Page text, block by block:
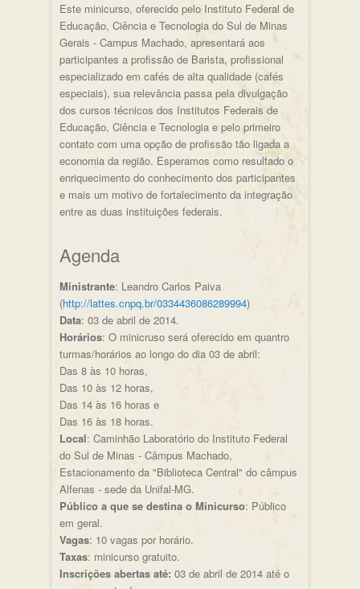
Este minicurso, oferecido pelo Instituto Federal de
Educação, Ciência e Tecnologia do Sul de Minas
Gerais - Campus Machado, apresentará aos
participantes a profissão de Barista, profissional
especializado em cafés de alta qualidade (cafés
especiais), sua relevância passa pela divulgação
dos cursos técnicos dos Institutos Federais de
Educação, Ciência e Tecnologia e pelo primeiro
contato com uma opção de profissão tão ligada a
economia da região. Esperamos como resultado o
enriquecimento do conhecimento dos participantes
e mais um motivo de fortalecimento da integração
entre as duas instituições federais.
Agenda
Ministrante: Leandro Carlos Paiva
(http://lattes.cnpq.br/0334436086289994)
Data: 03 de abril de 2014.
Horários: O minicruso será oferecido em quantro
turmas/horários ao longo do dia 03 de abril:
Das 8 às 10 horas,
Das 10 às 12 horas,
Das 14 às 16 horas e
Das 16 às 18 horas.
Local: Caminhão Laboratório do Instituto Federal
do Sul de Minas - Câmpus Machado,
Estacionamento da "Biblioteca Central" do câmpus
Alfenas - sede da Unifal-MG.
Público a que se destina o Minicurso: Público
em geral.
Vagas: 10 vagas por horário.
Taxas: minicurso gratuito.
Inscrições abertas até: 03 de abril de 2014 até o